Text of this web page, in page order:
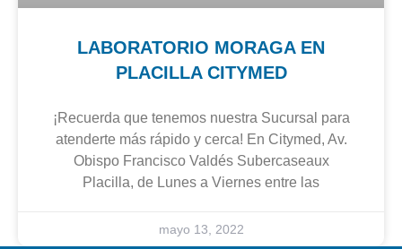
LABORATORIO MORAGA EN
PLACILLA CITYMED
¡Recuerda que tenemos nuestra Sucursal para
atenderte más rápido y cerca! En Citymed, Av.
Obispo Francisco Valdés Subercaseaux
Placilla, de Lunes a Viernes entre las
mayo 13, 2022